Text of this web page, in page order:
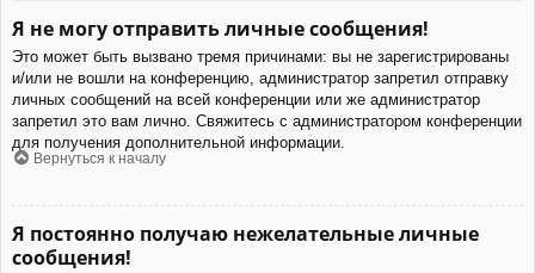
Я не могу отправить личные сообщения!
Это может быть вызвано тремя причинами: вы не зарегистрированы
и/или не вошли на конференцию, администратор запретил отправку
личных сообщений на всей конференции или же администратор
запретил это вам лично. Свяжитесь с администратором конференции
для получения дополнительной информации.
Вернуться к началу
Я постоянно получаю нежелательные личные
сообщения!